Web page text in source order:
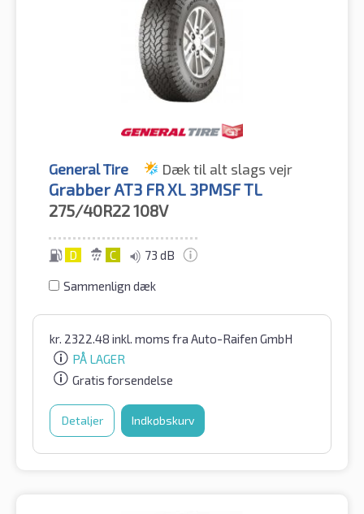
General Tire Dæk til alt slags vejr
Grabber AT3 FR XL 3PMSF TL
275/40R22108V
D C 73 dB
Sammenlign dæk
kr. 2322.48 inkl. moms fra Auto-Raifen GmbH
PÅ LAGER
Gratis forsendelse
Detaljer Indkøbskurv